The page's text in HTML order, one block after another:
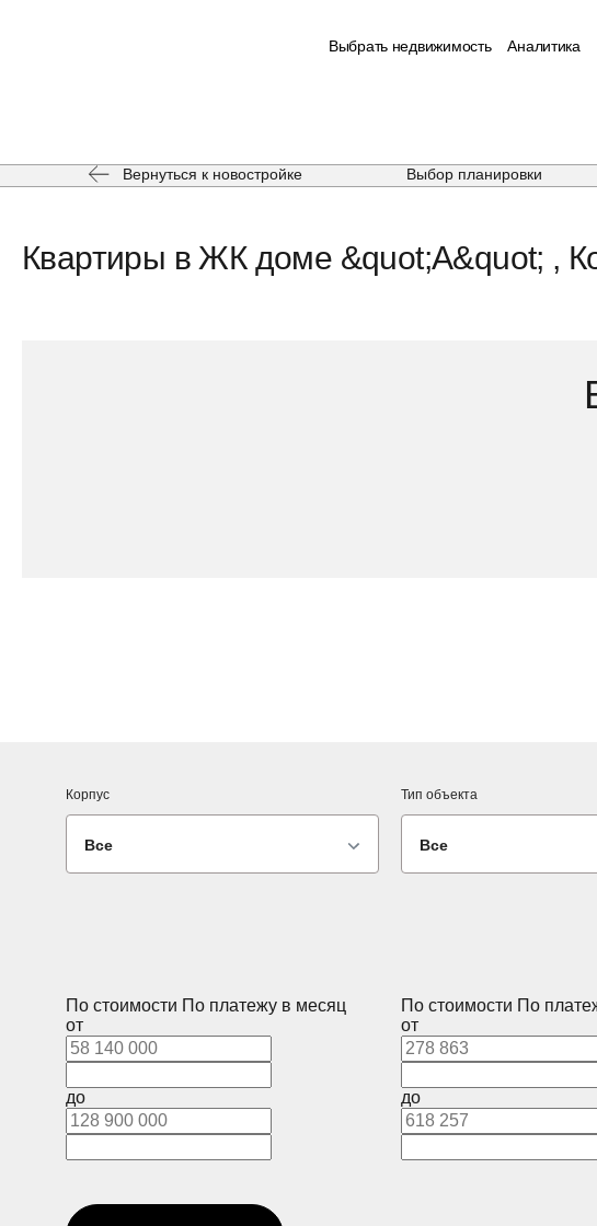
Выбрать недвижимость Аналитика
Вернуться к новостройке Выбор планировки
Квартиры в ЖК доме &quot;А&quot; ,
Корпус
Все
Тип объекта
Все
По стоимости По платежу в месяц
от
до
По стоимости По
от
до